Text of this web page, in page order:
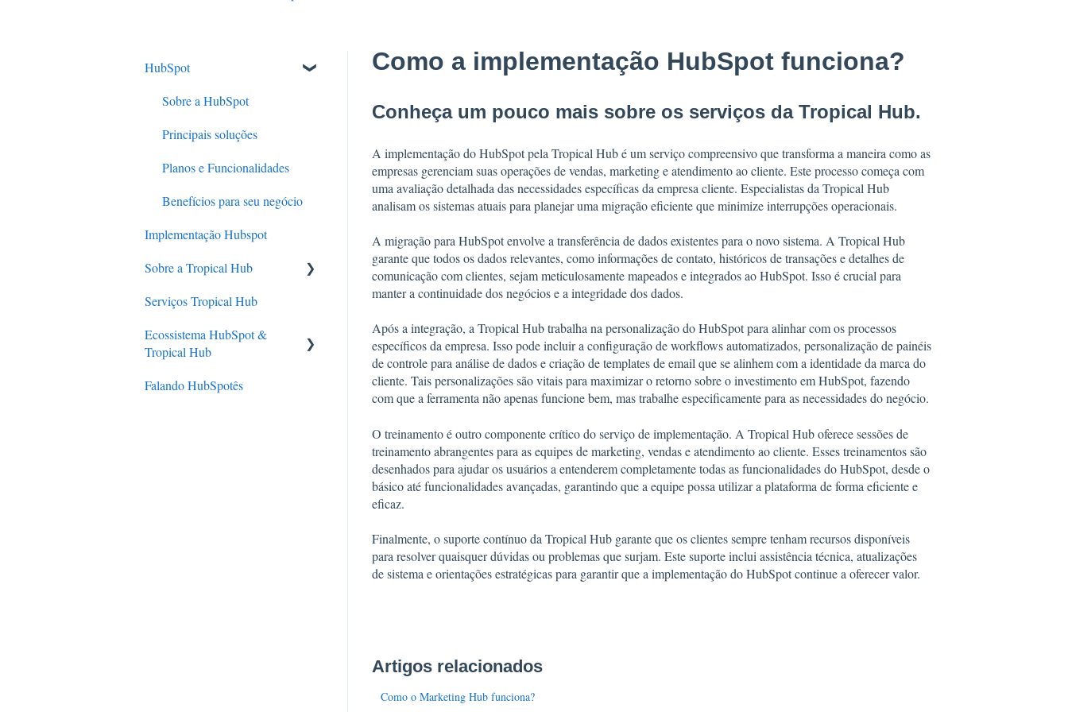
Como a implementação HubSpot funciona?
Conheça um pouco mais sobre os serviços da Tropical Hub.
A implementação do HubSpot pela Tropical Hub é um serviço compreensivo que transforma a maneira como as
empresas gerenciam suas operações de vendas, marketing e atendimento ao cliente. Este processo começa com
uma avaliação detalhada das necessidades específicas da empresa cliente. Especialistas da Tropical Hub
analisam os sistemas atuais para planejar uma migração eficiente que minimize interrupções operacionais.
A migração para HubSpot envolve a transferência de dados existentes para o novo sistema. A Tropical Hub
garante que todos os dados relevantes, como informações de contato, históricos de transações e detalhes de
comunicação com clientes, sejam meticulosamente mapeados e integrados ao HubSpot. Isso é crucial para
manter a continuidade dos negócios e a integridade dos dados.
Após a integração, a Tropical Hub trabalha na personalização do HubSpot para alinhar com os processos
específicos da empresa. Isso pode incluir a configuração de workflows automatizados, personalização de painéis
de controle para análise de dados e criação de templates de email que se alinhem com a identidade da marca do
cliente. Tais personalizações são vitais para maximizar o retorno sobre o investimento em HubSpot, fazendo
com que a ferramenta não apenas funcione bem, mas trabalhe especificamente para as necessidades do negócio.
O treinamento é outro componente crítico do serviço de implementação. A Tropical Hub oferece sessões de
treinamento abrangentes para as equipes de marketing, vendas e atendimento ao cliente. Esses treinamentos são
desenhados para ajudar os usuários a entenderem completamente todas as funcionalidades do HubSpot, desde o
básico até funcionalidades avançadas, garantindo que a equipe possa utilizar a plataforma de forma eficiente e
eficaz.
Finalmente, o suporte contínuo da Tropical Hub garante que os clientes sempre tenham recursos disponíveis
para resolver quaisquer dúvidas ou problemas que surjam. Este suporte inclui assistência técnica, atualizações
de sistema e orientações estratégicas para garantir que a implementação do HubSpot continue a oferecer valor.
Artigos relacionados
Como o Marketing Hub funciona?
HubSpot
Sobre a HubSpot
Principais soluções
Planos e Funcionalidades
Benefícios para seu negócio
Implementação Hubspot
Sobre a Tropical Hub
Quem somos
Nossa história
Serviços Tropical Hub
Ecossistema HubSpot &
Tropical Hub
Parceria oficial
Falando HubSpotês